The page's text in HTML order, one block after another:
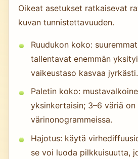
Oikeat asetukset ratkaisevat
kuvan tunnistettavuuden.
Ruudukon koko:
tallentavat enemmän
vaikeustaso kasvaa jyrkästi.
Paletin koko:
yksinkertaisin; 3–6 väriä
värinonogrammeissa.
Hajotus: käytä
se voi luoda pilkkuisuutta,